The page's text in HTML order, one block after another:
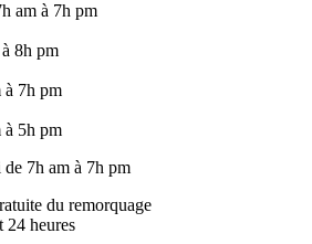
am à 7h pm
8h pm
à 7h pm
à 5h pm
7h am à 7h pm
du remorquage
24 heures